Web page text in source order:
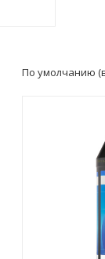
По умолчанию